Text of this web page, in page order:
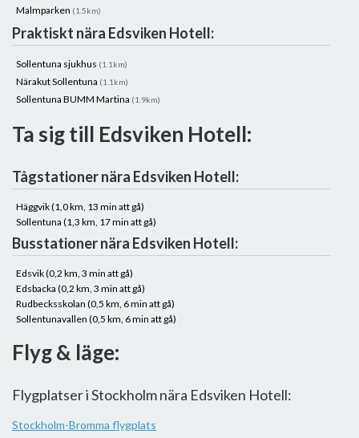
Malmparken (1.5km)
Praktiskt nära Edsviken Hotell:
Sollentuna sjukhus (1.1km)
Närakut Sollentuna (1.1km)
Sollentuna BUMM Martina (1.9km)
Ta sig till Edsviken Hotell:
Tågstationer nära Edsviken Hotell:
Häggvik (1,0 km, 13 min att gå)
Sollentuna (1,3 km, 17 min att gå)
Busstationer nära Edsviken Hotell:
Edsvik (0,2 km, 3 min att gå)
Edsbacka (0,2 km, 3 min att gå)
Rudbecksskolan (0,5 km, 6 min att gå)
Sollentunavallen (0,5 km, 6 min att gå)
Flyg & läge:
Flygplatser i Stockholm nära Edsviken Hotell:
Stockholm-Bromma flygplats